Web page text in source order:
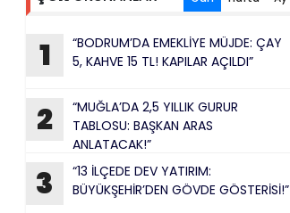
1
“BODRUM’DA EMEKLİYE MÜJDE: ÇAY
5, KAHVE 15 TL! KAPILAR AÇILDI”
2
“MUĞLA’DA 2,5 YILLIK GURUR
TABLOSU: BAŞKAN ARAS
ANLATACAK!”
3
“13 İLÇEDE DEV YATIRIM:
BÜYÜKŞEHİR’DEN GÖVDE GÖSTERİSİ!”